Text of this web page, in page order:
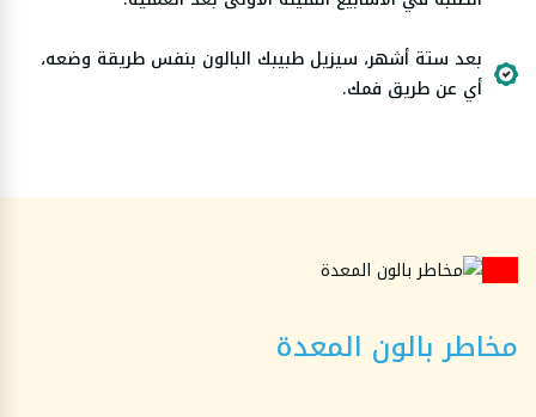
بعد ستة أشهر، سيزيل طبيبك البالون بنفس طريقة وضعه،
أي عن طريق فمك.
مخاطر بالون المعدة